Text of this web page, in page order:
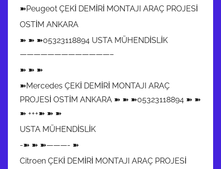
➽Peugeot ÇEKİ DEMİRİ MONTAJI ARAÇ PROJESİ
OSTİM ANKARA
➽ ➽ ➽05323118894 USTA MÜHENDİSLİK
—————————————–
➽ ➽ ➽
➽Mercedes ÇEKİ DEMİRİ MONTAJI ARAÇ
PROJESİ OSTİM ANKARA ➽ ➽ ➽05323118894 ➽ ➽
➽ +++➽ ➽ ➽
USTA MÜHENDİSLİK
-➽ ➽ ➽———- ➽
Citroen ÇEKİ DEMİRİ MONTAJI ARAÇ PROJESİ